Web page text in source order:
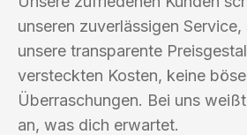
unseren zuverlässigen
unsere transparente
versteckten Kosten, keine
Überraschungen. Bei uns
an, was dich erwartet.